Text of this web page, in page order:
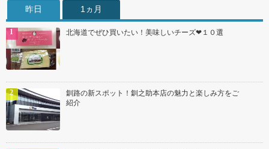
昨日 1ヵ月
北海道でぜひ買いたい！美味しいチーズ❤１０選
釧路の新スポット！釧之助本店の魅力と楽しみ方をご
紹介